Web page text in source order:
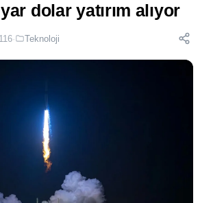
dolar yatırım alıyor
116· Teknoloji